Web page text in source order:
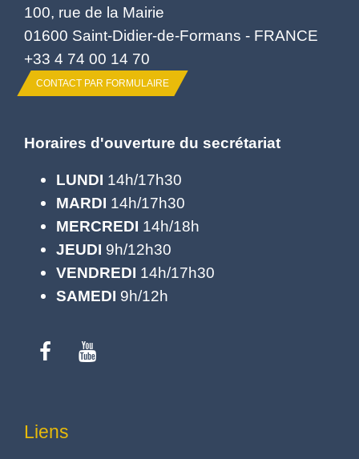
100, rue de la Mairie
01600 Saint-Didier-de-Formans - FRANCE
+33 4 74 00 14 70
CONTACT PAR FORMULAIRE
Horaires d'ouverture du secrétariat
LUNDI 14h/17h30
MARDI 14h/17h30
MERCREDI 14h/18h
JEUDI 9h/12h30
VENDREDI 14h/17h30
SAMEDI 9h/12h
Liens